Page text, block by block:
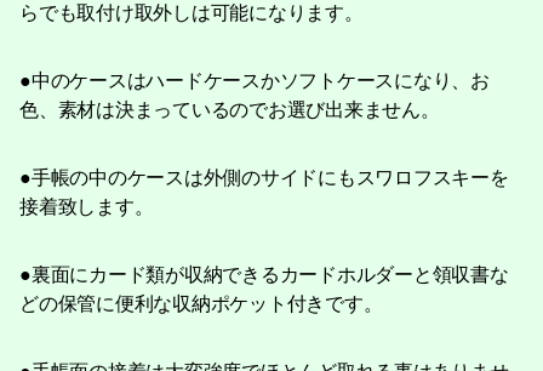
らでも取付け取外しは可能になります。
●中のケースはハードケースかソフトケースになり、お
色、素材は決まっているのでお選び出来ません。
●手帳の中のケースは外側のサイドにもスワロフスキーを
接着致します。
●裏面にカード類が収納できるカードホルダーと領収書な
どの保管に便利な収納ポケット付きです。